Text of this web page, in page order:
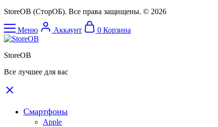
StoreOB (CторОБ). Все права защищены. © 2026
Меню Аккаунт 0 Корзина
StoreOB
Все лучшее для вас
Смартфоны
Apple